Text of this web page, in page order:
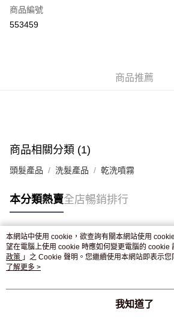
Apple Pay
付款後門市自取，訂單確認後2-4個工作天到
商品編號
553459
商品推薦
商品相關分類 (1)
頭髮產品 洗髮產品 乾洗噴霧
本分類熱賣全店暢銷排行
熱門標籤
熱銷排行
本網站中使用 cookie，欲查詢有關本網站使用
望在電腦上使用 cookie 時應如何變更電腦的 cookie
政策 」之 Cookie 聲明。您繼續使用本網站即表示
條款之 Cookie 聲明使用 cookie。
了解更多 >
我知道了